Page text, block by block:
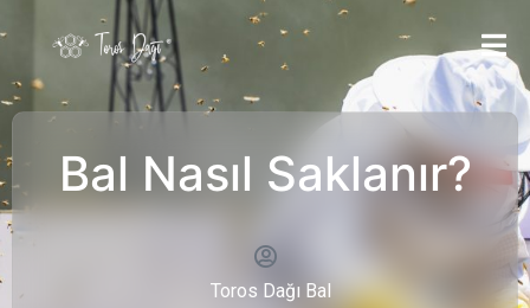
Bal Nasıl Saklanır?
Toros Dağı Bal